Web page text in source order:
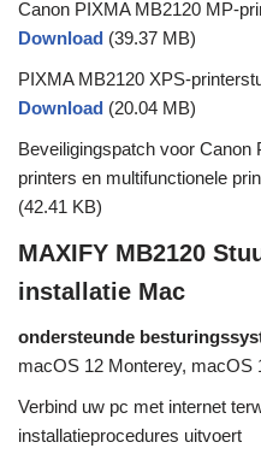
Canon PIXMA MB2120 MP-
Download (39.37 MB)
PIXMA MB2120 XPS-
Download (20.04 MB)
Beveiligingspatch voor Canon
printers en multifunctionele
(42.41 KB)
MAXIFY MB2120
installatie Mac
ondersteunde
macOS 12 Monterey, macOS
Verbind uw pc met internet
installatieprocedures uitvoert